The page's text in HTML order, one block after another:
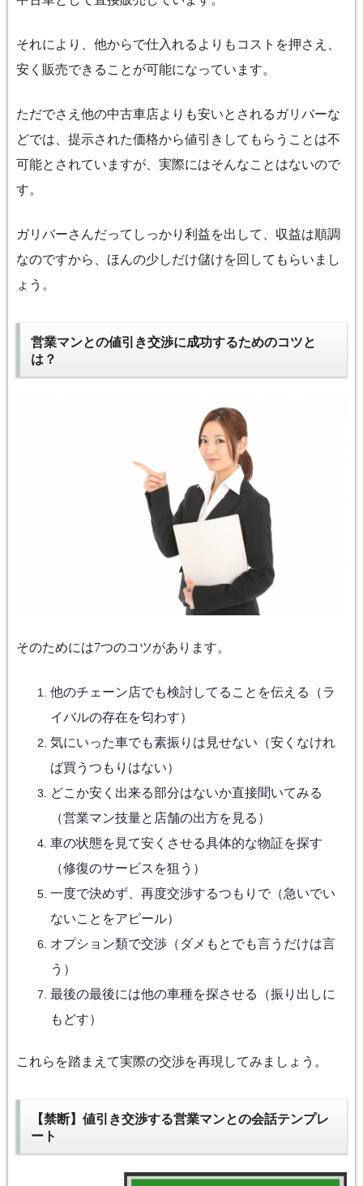
それにより、他からで仕入れるよりもコストを押さえ、
安く販売できることが可能になっています。
ただでさえ他の中古車店よりも安いとされるガリバーな
どでは、提示された価格から値引きしてもらうことは不
可能とされていますが、実際にはそんなことはないので
す。
ガリバーさんだってしっかり利益を出して、収益は順調
なのですから、ほんの少しだけ儲けを回してもらいまし
ょう。
営業マンとの値引き交渉に成功するためのコツと
は？
そのためには7つのコツがあります。
他のチェーン店でも検討してることを伝える（ラ
イバルの存在を匂わす）
気にいった車でも素振りは見せない（安くなけれ
ば買うつもりはない）
どこか安く出来る部分はないか直接聞いてみる
（営業マン技量と店舗の出方を見る）
車の状態を見て安くさせる具体的な物証を探す
（修復のサービスを狙う）
一度で決めず、再度交渉するつもりで（急いでい
ないことをアピール）
オプション類で交渉（ダメもとでも言うだけは言
う）
最後の最後には他の車種を探させる（振り出しに
もどす）
これらを踏まえて実際の交渉を再現してみましょう。
【禁断】値引き交渉する営業マンとの会話テンプレ
ート